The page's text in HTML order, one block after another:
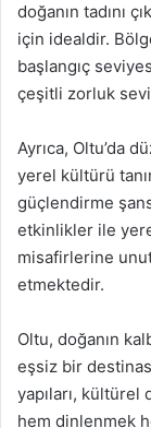
doğanın tadını
için idealdir.
başlangıç
çeşitli zorluk
Ayrıca, Oltu’da
yerel kültürü
güçlendirme
etkinlikler ile
misafirlerine
etmektedir.
Oltu, doğanın
eşsiz bir
yapıları,
hem dinlenmek